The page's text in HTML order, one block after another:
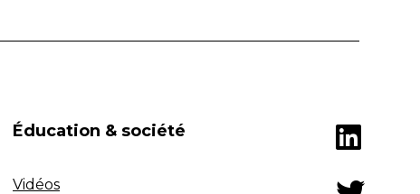
Éducation & société
Vidéos